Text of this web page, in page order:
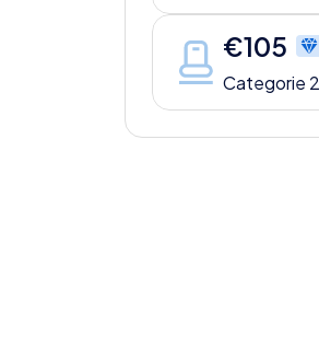
€105
Categorie 2